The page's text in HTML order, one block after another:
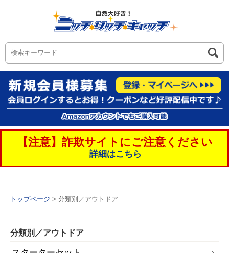
【注意】詐欺サイトにご注意ください
詳細はこちら
トップページ > 分類別／アウトドア
分類別／アウトドア